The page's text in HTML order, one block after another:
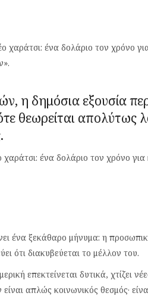
χαράτσι: ένα δολάριο τον χρόνο
η δημόσια εξουσία
θεωρείται απολύτως
ένα δολάριο τον χρόνο
ένα ξεκάθαρο μήνυμα: η
ότι διακυβεύεται το μέλλον του.
επεκτείνεται δυτικά, χτίζει
απλώς κοινωνικός θεσμός·